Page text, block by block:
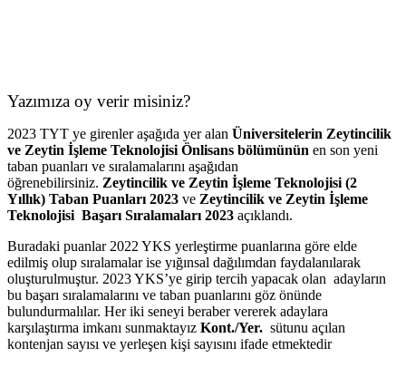
Yazımıza oy verir misiniz?
2023 TYT ye girenler aşağıda yer alan Üniversitelerin Zeytincilik
ve Zeytin İşleme Teknolojisi Önlisans bölümünün en son yeni
taban puanları ve sıralamalarını aşağıdan
öğrenebilirsiniz. Zeytincilik ve Zeytin İşleme Teknolojisi (2
Yıllık) Taban Puanları 2023 ve Zeytincilik ve Zeytin İşleme
Teknolojisi Başarı Sıralamaları 2023 açıklandı.
Buradaki puanlar 2022 YKS yerleştirme puanlarına göre elde
edilmiş olup sıralamalar ise yığınsal dağılımdan faydalanılarak
oluşturulmuştur. 2023 YKS’ye girip tercih yapacak olan adayların
bu başarı sıralamalarını ve taban puanlarını göz önünde
bulundurmalılar. Her iki seneyi beraber vererek adaylara
karşılaştırma imkanı sunmaktayız Kont./Yer. sütunu açılan
kontenjan sayısı ve yerleşen kişi sayısını ifade etmektedir